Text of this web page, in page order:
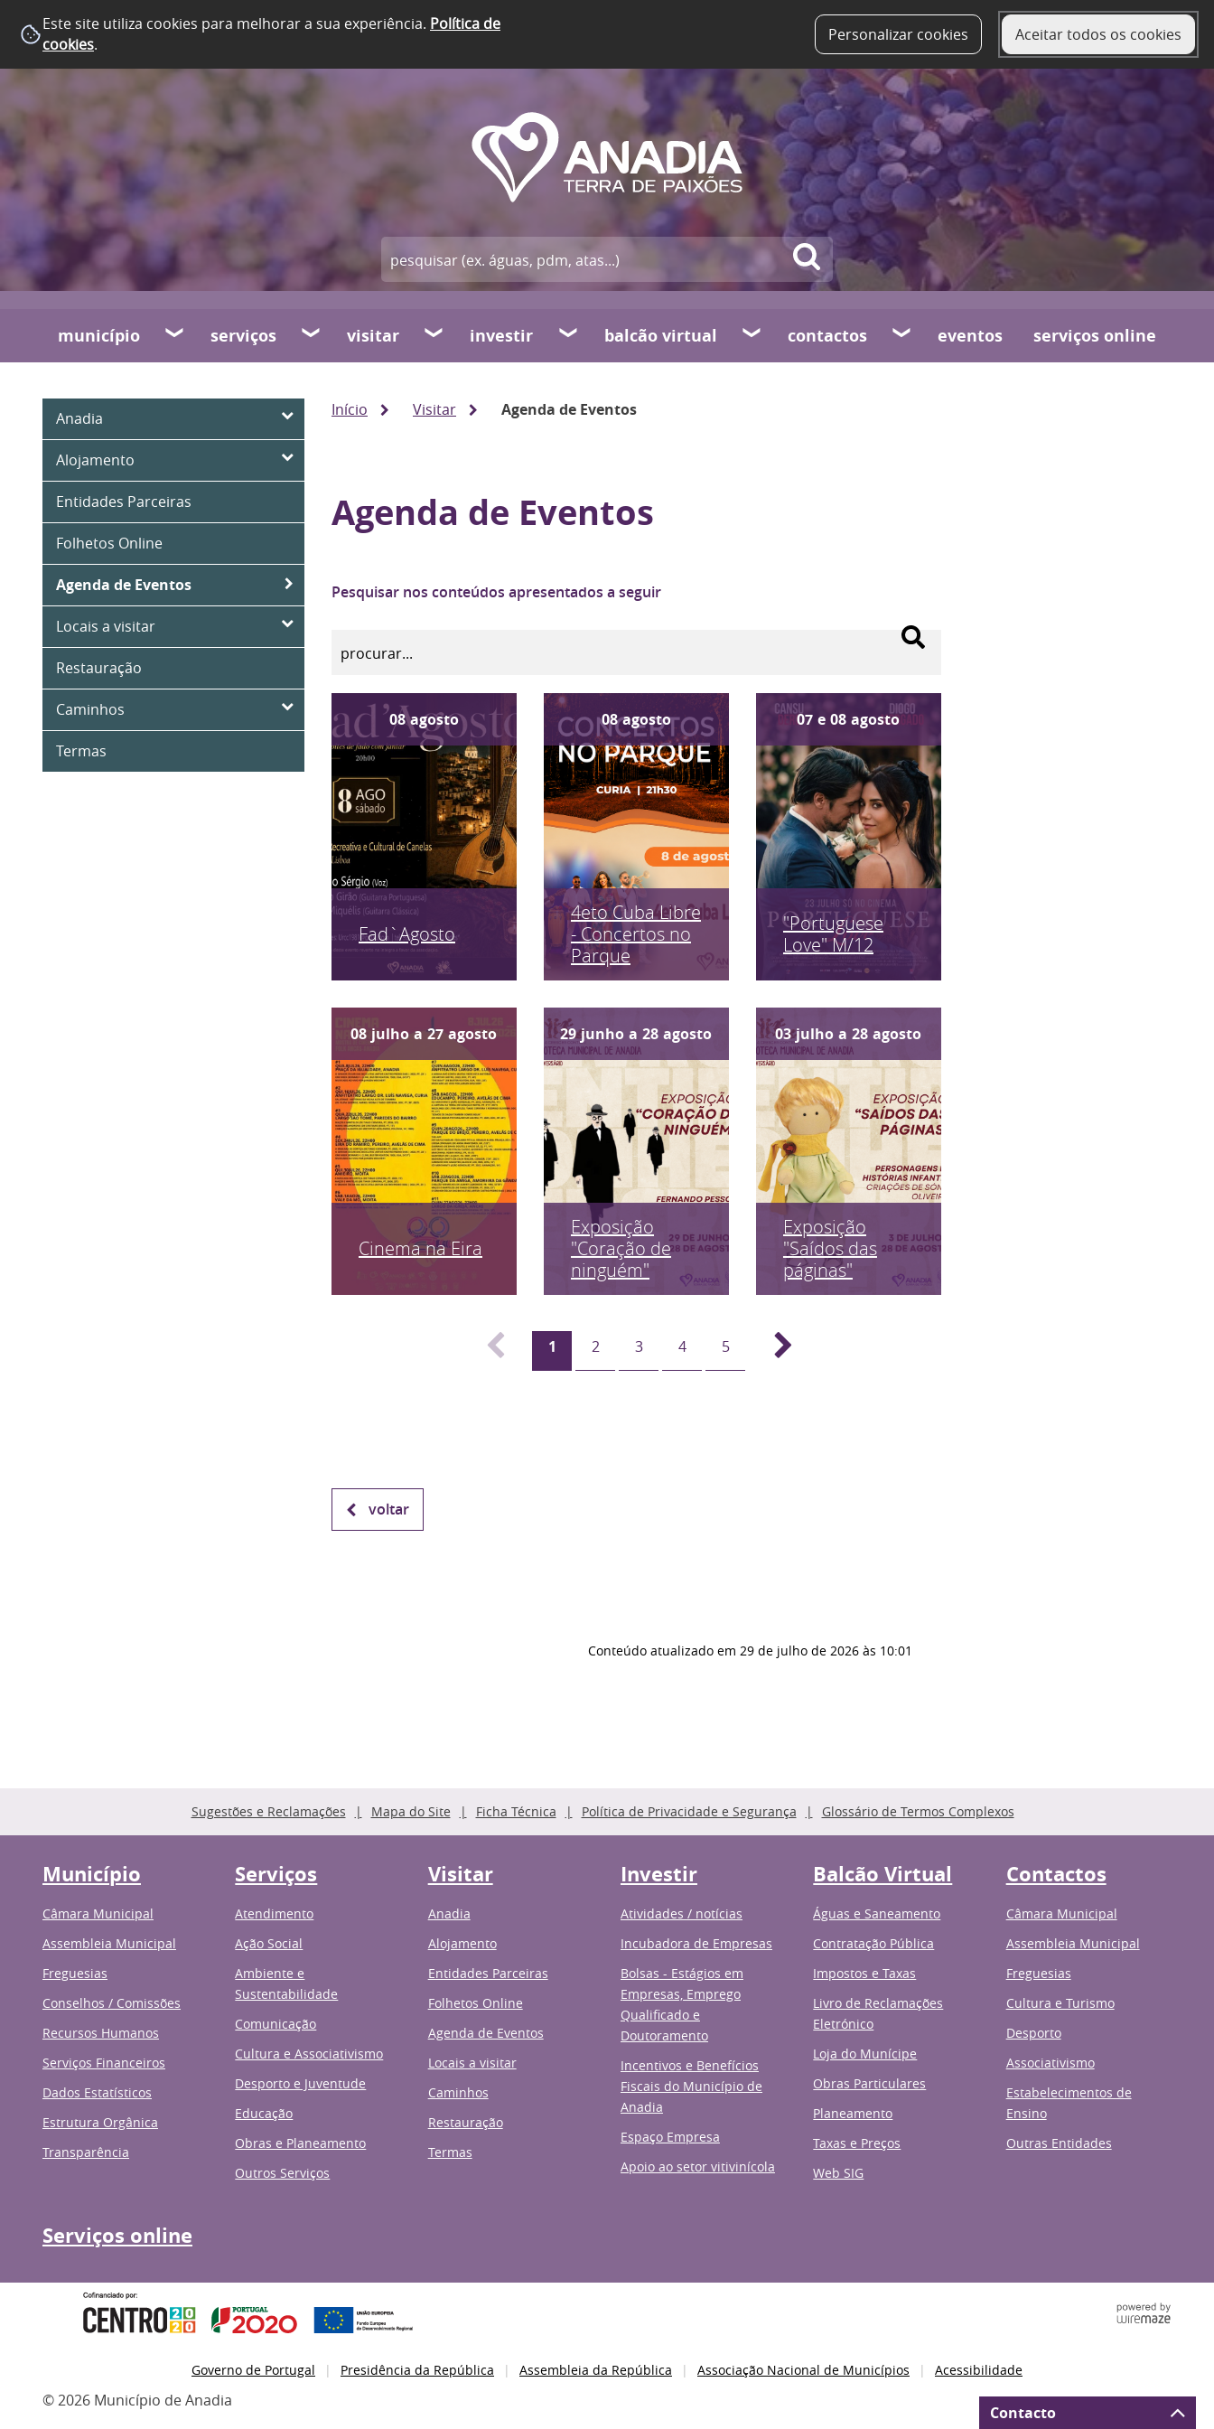
Este site utiliza cookies para melhorar a sua experiência. Política de
cookies. Personalizar cookies Aceitar todos os cookies
município serviços visitar investir balcão virtual contactos eventos serviços online
Anadia
Alojamento
Entidades Parceiras
Folhetos Online
Agenda de Eventos
Locais a visitar
Restauração
Caminhos
Termas
Início Visitar Agenda de Eventos
Agenda de Eventos
Pesquisar nos conteúdos apresentados a seguir
08 agosto
Fad`Agosto
08 agosto
4eto Cuba Libre
- Concertos no
Parque
07 e 08 agosto
"Portuguese
Love" M/12
08 julho a 27 agosto
Cinema na Eira
29 junho a 28 agosto
Exposição
"Coração de
ninguém"
03 julho a 28 agosto
Exposição
"Saídos das
páginas"
1 2 3 4 5
voltar
Conteúdo atualizado em 29 de julho de 2026 às 10:01
Sugestões e Reclamações Mapa do Site Ficha Técnica Política de Privacidade e Segurança Glossário de Termos Complexos
Município
Câmara Municipal
Assembleia Municipal
Freguesias
Conselhos / Comissões
Recursos Humanos
Serviços Financeiros
Dados Estatísticos
Estrutura Orgânica
Transparência
Serviços
Atendimento
Ação Social
Ambiente e
Sustentabilidade
Comunicação
Cultura e Associativismo
Desporto e Juventude
Educação
Obras e Planeamento
Outros Serviços
Visitar
Anadia
Alojamento
Entidades Parceiras
Folhetos Online
Agenda de Eventos
Locais a visitar
Caminhos
Restauração
Termas
Investir
Atividades / notícias
Incubadora de Empresas
Bolsas - Estágios em
Empresas, Emprego
Qualificado e
Doutoramento
Incentivos e Benefícios
Fiscais do Município de
Anadia
Espaço Empresa
Apoio ao setor vitivinícola
Balcão Virtual
Águas e Saneamento
Contratação Pública
Impostos e Taxas
Livro de Reclamações
Eletrónico
Loja do Munícipe
Obras Particulares
Planeamento
Taxas e Preços
Web SIG
Contactos
Câmara Municipal
Assembleia Municipal
Freguesias
Cultura e Turismo
Desporto
Associativismo
Estabelecimentos de
Ensino
Outras Entidades
Serviços online
Governo de Portugal Presidência da República Assembleia da República Associação Nacional de Municípios Acessibilidade
© 2026 Município de Anadia
Contacto